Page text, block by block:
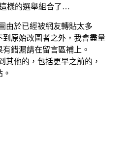
樣的選舉組合了…
由於已經被網友轉貼太多
到原始改圖者之外，我會盡量
錯漏請在留言區補上。
其他的，包括更早之前的，